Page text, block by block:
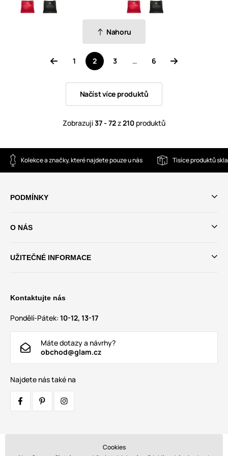
Nahoru
1 2 3 … 6
Načíst více produktů
Zobrazuji37 - 72z210 produktů
Kolekce a značky, které najdete pouze u nás Tisíce produktů
PODMÍNKY
O NÁS
UŽITEČNÉ INFORMACE
Kontaktujte nás
Pondělí-Pátek: 10-12, 13-17
Máte dotazy a návrhy?
obchod@glam.cz
Najdete nás také na
Cookies